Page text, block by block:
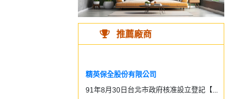
推薦廠商
精英保全股份有限公司
91年8月30日台北市政府核准設立登記【...